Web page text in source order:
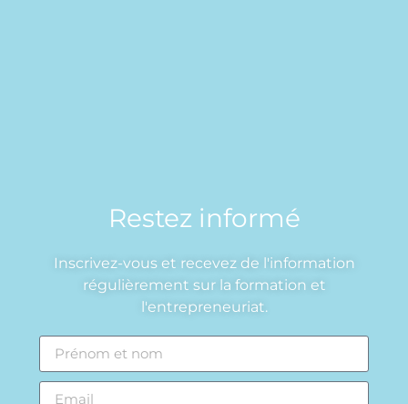
Restez informé
Inscrivez-vous et recevez de l'information
régulièrement sur la formation et
l'entrepreneuriat.